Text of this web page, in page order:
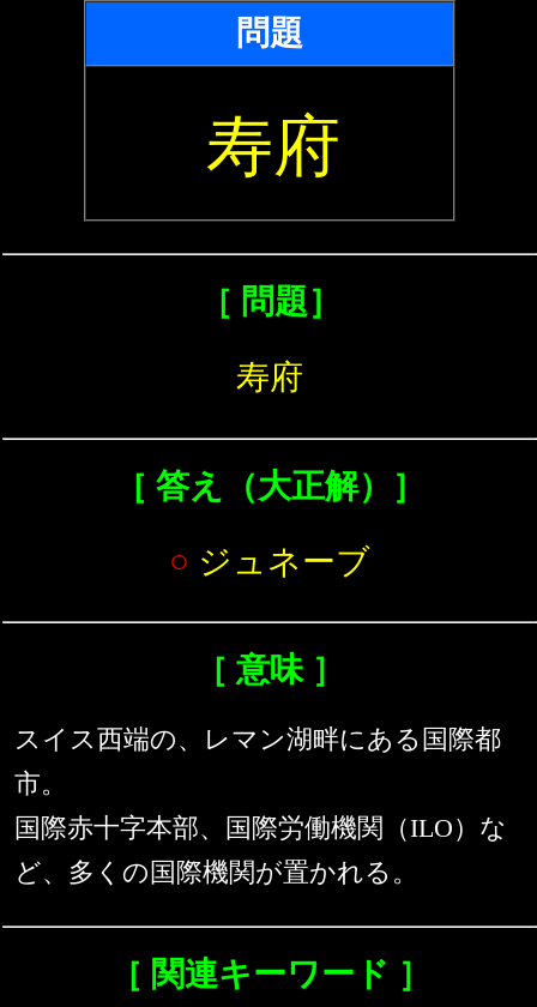
問題
寿府
［ 問題］
寿府
［ 答え（大正解）］
○ ジュネーブ
［ 意味 ］
スイス西端の、レマン湖畔にある国際都
市。
国際赤十字本部、国際労働機関（ILO）な
ど、多くの国際機関が置かれる。
［ 関連キーワード ］